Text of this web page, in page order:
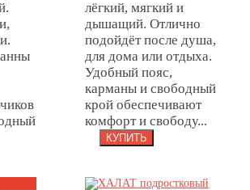
лёгкий, мягкий и
дышащий. Отлично
подойдёт после душа,
для дома или отдыха.
Удобный пояс,
карманы и свободный
крой обеспечивают
комфорт и свободу...